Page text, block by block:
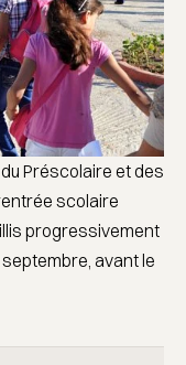
Préscolaire et des
scolaire
progressivement
avant le